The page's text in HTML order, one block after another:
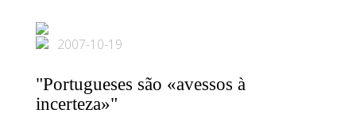
2007-10-19
"Portugueses são «avessos à
incerteza»"